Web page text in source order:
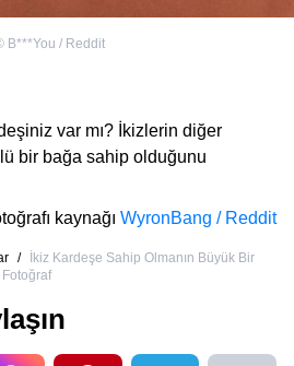
B***You / Reddit
var mı? İkizlerin diğer
bir bağa sahip olduğunu
kaynağı WyronBang / Reddit
/
İkiz Kardeşe Sahip Olmanın Büyük Bir